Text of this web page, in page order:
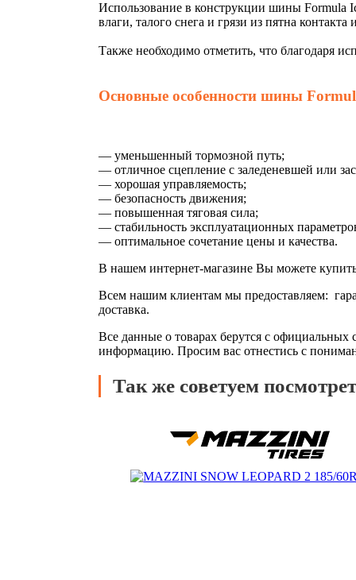
Использование в конструкции шиныFormula
влаги, талого снега и грязи из пятна
Также необходимо отметить, что благодаря
Основные особенности шины
— уменьшенный тормозной путь;
— отличное сцепление с заледеневшей или
— хорошая управляемость;
— безопасность движения;
— повышенная тяговая сила;
— стабильность эксплуатационных
— оптимальное сочетание цены и качества.
В нашем интернет-магазине Вы можете
Всем нашим клиентам мы предоставляем:
доставка.
Все данные о товарах берутся с официальных
информацию. Просим вас отнестись с
Так же советуем